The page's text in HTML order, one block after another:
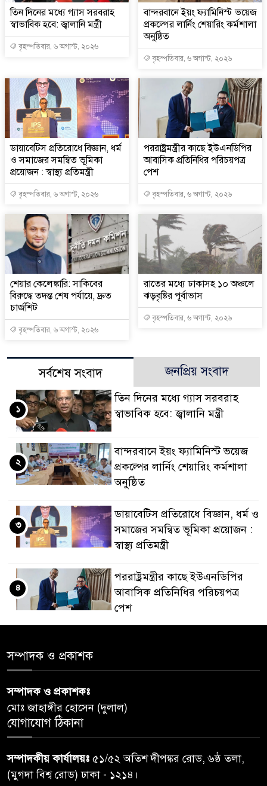
তিন দিনের মধ্যে গ্যাস সরবরাহ
স্বাভাবিক হবে: জ্বালানি মন্ত্রী
বৃহস্পতিবার, ৬ অগাস্ট, ২০২৬
বান্দরবানে ইয়ং ফ্যামিনিস্ট ভয়েজ
প্রকল্পের লার্নিং শেয়ারিং কর্মশালা
অনুষ্ঠিত
বৃহস্পতিবার, ৬ অগাস্ট, ২০২৬
ডায়াবেটিস প্রতিরোধে বিজ্ঞান, ধর্ম
ও সমাজের সমন্বিত ভূমিকা
প্রয়োজন : স্বাস্থ্য প্রতিমন্ত্রী
বৃহস্পতিবার, ৬ অগাস্ট, ২০২৬
পররাষ্ট্রমন্ত্রীর কা‌ছে ইউএনডিপির
আবাসিক প্রতিনিধির পরিচয়পত্র
পেশ
বৃহস্পতিবার, ৬ অগাস্ট, ২০২৬
শেয়ার কেলেঙ্কারি: সাকিবের
বিরুদ্ধে তদন্ত শেষ পর্যায়ে, দ্রুত
চার্জশিট
বৃহস্পতিবার, ৬ অগাস্ট, ২০২৬
রাতের মধ্যে ঢাকাসহ ১০ অঞ্চলে
ঝড়বৃষ্টির পূর্বাভাস
বৃহস্পতিবার, ৬ অগাস্ট, ২০২৬
সর্বশেষ সংবাদ জনপ্রিয় সংবাদ
তিন দিনের মধ্যে গ্যাস সরবরাহ
স্বাভাবিক হবে: জ্বালানি মন্ত্রী
১
বান্দরবানে ইয়ং ফ্যামিনিস্ট ভয়েজ
প্রকল্পের লার্নিং শেয়ারিং কর্মশালা
অনুষ্ঠিত
২
ডায়াবেটিস প্রতিরোধে বিজ্ঞান, ধর্ম ও
সমাজের সমন্বিত ভূমিকা প্রয়োজন :
স্বাস্থ্য প্রতিমন্ত্রী
৩
পররাষ্ট্রমন্ত্রীর কা‌ছে ইউএনডিপির
আবাসিক প্রতিনিধির পরিচয়পত্র
পেশ
৪
৫
ঝড়বৃষ্টির পূর্বাভাস
৬
অনুশ্রীর, মিলল হারমোনিয়াম
উপহার
৭
সম্পাদক ও প্রকাশক
সম্পাদক ও প্রকাশকঃ
মোঃ জাহাঙ্গীর হোসেন (দুলাল)
যোগাযোগ ঠিকানা
সম্পাদকীয় কার্যালয়ঃ ৫১/৫২ অতিশ দীপঙ্কর রোড, ৬ষ্ঠ তলা,
(মুগদা বিশ্ব রোড) ঢাকা - ১২১৪।